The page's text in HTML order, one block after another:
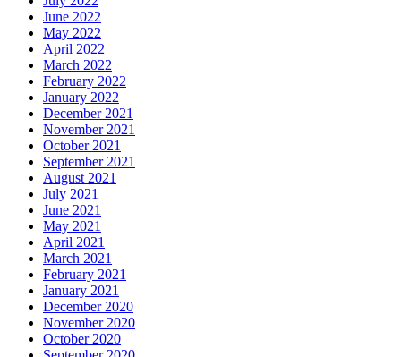
June 2022
May 2022
April 2022
March 2022
February 2022
January 2022
December 2021
November 2021
October 2021
September 2021
August 2021
July 2021
June 2021
May 2021
April 2021
March 2021
February 2021
January 2021
December 2020
November 2020
October 2020